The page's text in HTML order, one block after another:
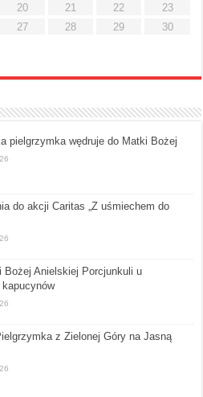
20 21 22
23
27 28 29
30
pielgrzymka wędruje do Matki Bożej
do akcji Caritas „Z uśmiechem do
Bożej Anielskiej Porcjunkuli u
z Zielonej Góry na Jasną